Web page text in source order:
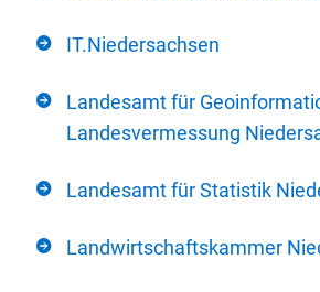
IT.Niedersachsen
Landesamt für
Landesvermessung
Landesamt für Statistik
Landwirtschaftskammer